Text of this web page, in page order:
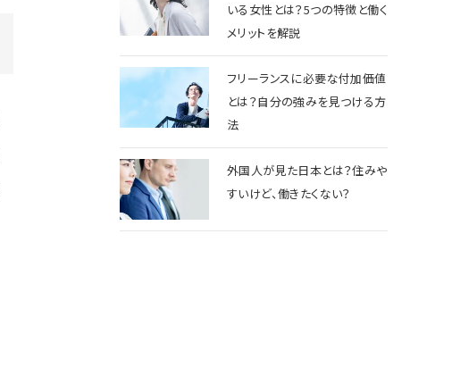
いる女性とは？5つの特徴と働く
メリットを解説
フリーランスに必要な付加価値
とは？自分の強みを見つける方
法
外国人が見た日本とは？住みや
すいけど、働きたくない？